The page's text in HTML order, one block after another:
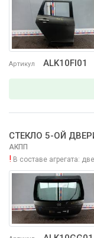
Артикул ALK10FI01
СТЕКЛО 5-ОЙ
АКПП
! В составе агрегата: